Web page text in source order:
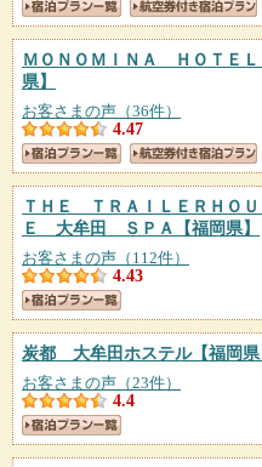
ＭＯＮＯＭＩＮＡ ＨＯＴＥ
県】
お客さまの声（36件）
4.47
ＴＨＥ ＴＲＡＩＬＥＲＨＯ
Ｅ 大牟田 ＳＰＡ
【福岡県】
お客さまの声（112件）
4.43
炭都 大牟田ホステル【福岡県
お客さまの声（23件）
4.4